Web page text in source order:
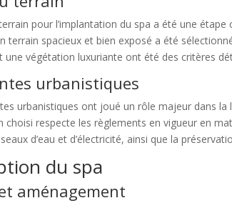
pour l’implantation du spa a été une
terrain spacieux et bien exposé a été
une végétation luxuriante ont été des critères
urbanistiques
urbanistiques ont joué un rôle majeur dans
choisi respecte les règlements en vigueur en
d’eau et d’électricité, ainsi que la
du spa
aménagement